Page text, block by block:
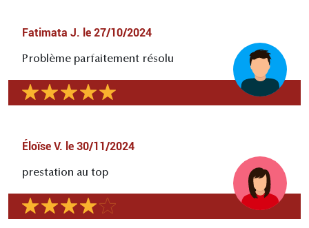
Fatimata J. le 27/10/2024
Problème parfaitement résolu
Éloïse V. le 30/11/2024
prestation au top